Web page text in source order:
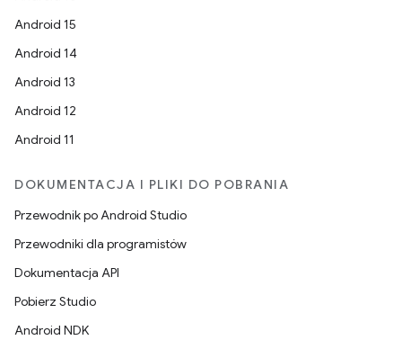
Android 15
Android 14
Android 13
Android 12
Android 11
DOKUMENTACJA I PLIKI DO POBRANIA
Przewodnik po Android Studio
Przewodniki dla programistów
Dokumentacja API
Pobierz Studio
Android NDK